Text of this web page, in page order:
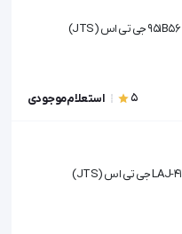
5 استعلام موجودی